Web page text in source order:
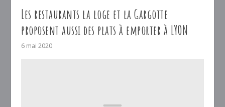
Les restaurants la loge et la Gargotte
proposent aussi des plats à emporter à LYON
6 mai 2020